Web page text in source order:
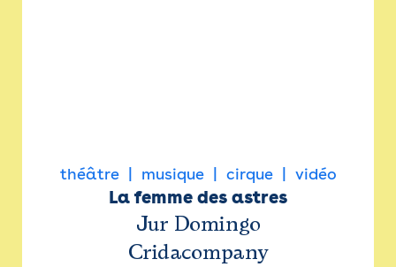
théâtre musique cirque vidéo
La femme des astres
Jur Domingo
Cridacompany